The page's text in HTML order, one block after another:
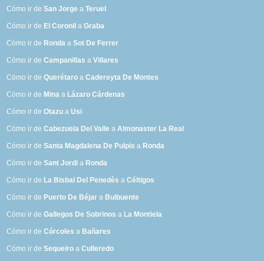
Cómo ir deSan Jorge aTeruel
Cómo ir de El Coronil aGraba
Cómo ir de Ronda aSot De Ferrer
Cómo ir deCampanillas aVillares
Cómo ir deQuerétaro aCadereyta De Montes
Cómo ir de Mina a Lázaro Cárdenas
Cómo ir deOtazu aUsi
Cómo ir deCabezuela Del Valle aAlmonaster La Real
Cómo ir deSanta Magdalena De Pulpis a Ronda
Cómo ir deSant Jordi a Ronda
Cómo ir de La Bisbal Del Penedès aCéltigos
Cómo ir de Puerto De Béjar a Bulbuente
Cómo ir deGallegos De Sobrinos a La Montiela
Cómo ir deCórcoles a Bañares
Cómo ir deSequeiro aCulleredo